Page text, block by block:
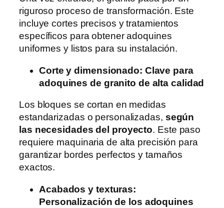
riguroso proceso de transformación. Este
incluye cortes precisos y tratamientos
específicos para obtener adoquines
uniformes y listos para su instalación.
Corte y dimensionado: Clave para
adoquines de granito de alta calidad
Los bloques se cortan en medidas
estandarizadas o personalizadas, según
las necesidades del proyecto. Este paso
requiere maquinaria de alta precisión para
garantizar bordes perfectos y tamaños
exactos.
Acabados y texturas:
Personalización de los adoquines